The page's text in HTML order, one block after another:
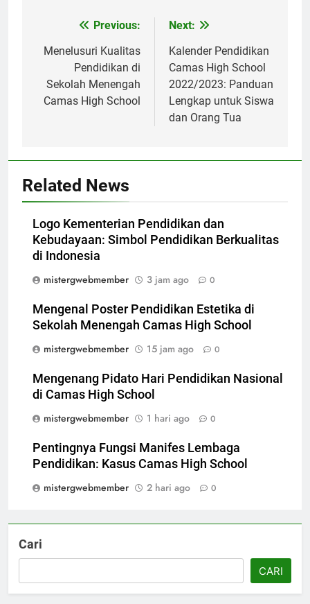
Navigasi
pos
Previous:
Menelusuri Kualitas
Pendidikan di
Sekolah Menengah
Camas High School
Next:
Kalender Pendidikan
Camas High School
2022/2023: Panduan
Lengkap untuk Siswa
dan Orang Tua
Related News
Logo Kementerian Pendidikan dan
Kebudayaan: Simbol Pendidikan Berkualitas
di Indonesia
mistergwebmember
3 jam ago 0
Mengenal Poster Pendidikan Estetika di
Sekolah Menengah Camas High School
mistergwebmember
15 jam ago 0
Mengenang Pidato Hari Pendidikan Nasional
di Camas High School
mistergwebmember
1 hari ago 0
Pentingnya Fungsi Manifes Lembaga
Pendidikan: Kasus Camas High School
mistergwebmember
2 hari ago 0
Cari
CARI